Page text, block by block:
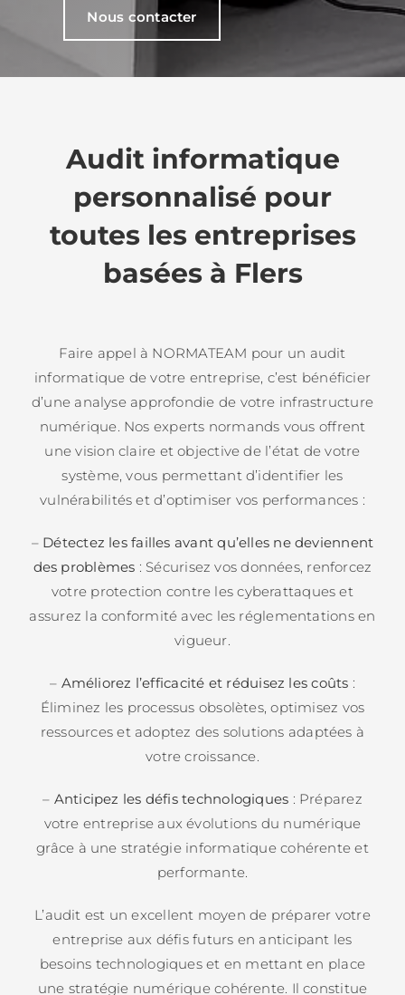
Nous contacter
Audit informatique
personnalisé pour
toutes les entreprises
basées à Flers
Faire appel à NORMATEAM pour un audit
informatique de votre entreprise, c’est bénéficier
d’une analyse approfondie de votre infrastructure
numérique. Nos experts normands vous offrent
une vision claire et objective de l’état de votre
système, vous permettant d’identifier les
vulnérabilités et d’optimiser vos performances :
– Détectez les failles avant qu’elles ne deviennent
des problèmes : Sécurisez vos données, renforcez
votre protection contre les cyberattaques et
assurez la conformité avec les réglementations en
vigueur.
– Améliorez l’efficacité et réduisez les coûts :
Éliminez les processus obsolètes, optimisez vos
ressources et adoptez des solutions adaptées à
votre croissance.
– Anticipez les défis technologiques : Préparez
votre entreprise aux évolutions du numérique
grâce à une stratégie informatique cohérente et
performante.
L’audit est un excellent moyen de préparer votre
entreprise aux défis futurs en anticipant les
besoins technologiques et en mettant en place
une stratégie numérique cohérente. Il constitue